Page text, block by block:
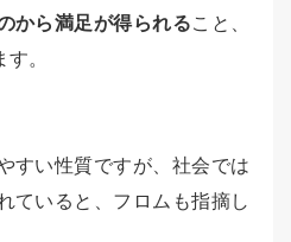
から満足が得られること、
。
すい性質ですが、社会では
ていると、フロムも指摘し